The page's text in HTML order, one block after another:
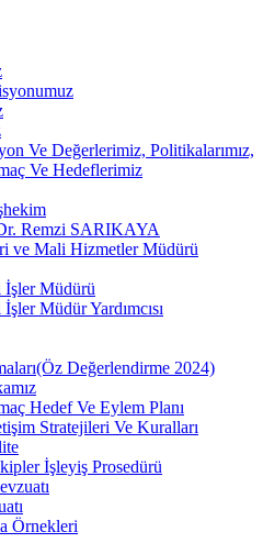
Ve Değerlerimiz, Politikalarımız,
Ve Hedeflerimiz
Remzi SARIKAYA
ve Mali Hizmetler Müdürü
Müdürü
Müdür Yardımcısı
Değerlendirme 2024)
Hedef Ve Eylem Planı
Stratejileri Ve Kuralları
İşleyiş Prosedürü
Örnekleri